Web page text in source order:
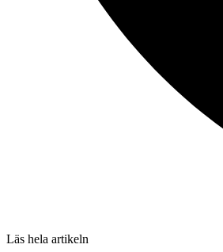
Läs hela artikeln